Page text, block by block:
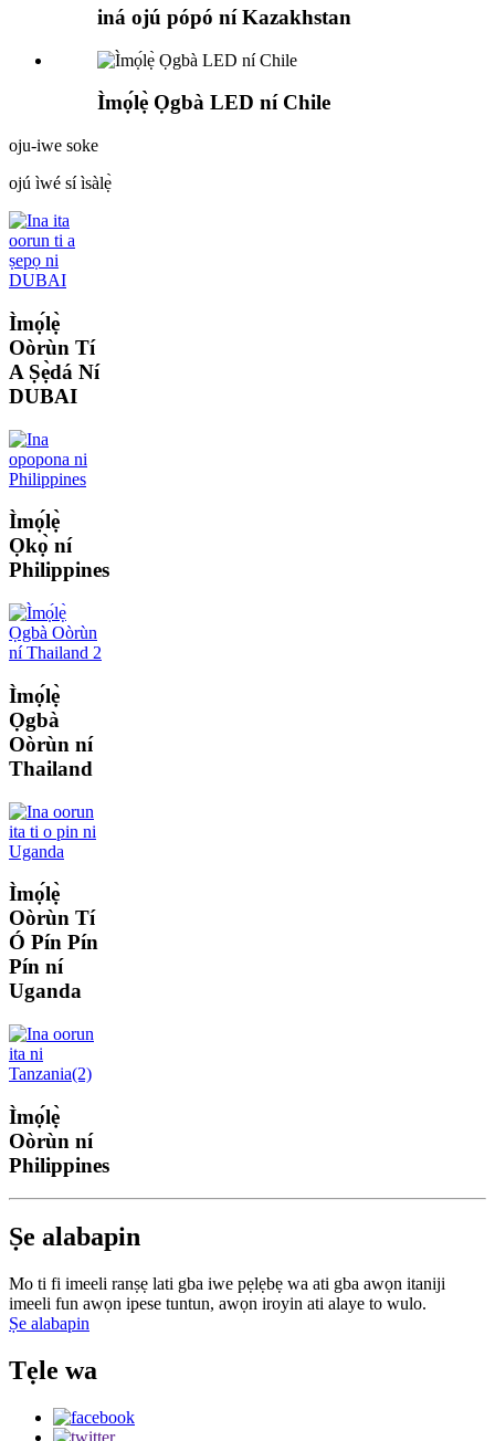
iná ojú pópó ní Kazakhstan
Ìmọ́lẹ̀ Ọgbà LED ní Chile
oju-iwe soke
ojú ìwé sí ìsàlẹ̀
Ìmọ́lẹ̀
Oòrùn Tí
A Ṣẹ̀dá Ní
DUBAI
Ìmọ́lẹ̀
Ọkọ̀ ní
Philippines
Ìmọ́lẹ̀
Ọgbà
Oòrùn ní
Thailand
Ìmọ́lẹ̀
Oòrùn Tí
Ó Pín Pín
Pín ní
Uganda
Ìmọ́lẹ̀
Oòrùn ní
Philippines
Ṣe alabapin
Mo ti fi imeeli ranṣẹ lati gba iwe pẹlẹbẹ wa ati gba awọn itaniji
imeeli fun awọn ipese tuntun, awọn iroyin ati alaye to wulo.
Ṣe alabapin
Tẹle wa